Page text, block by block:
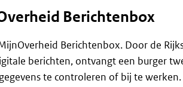
Berichtenbox
Berichtenbox. Door de
berichten, ontvangt een burger
te controleren of bij te werken.